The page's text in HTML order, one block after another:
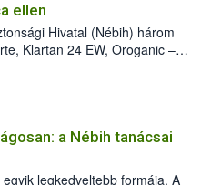
ellen
Hivatal (Nébih) három
Klartan 24 EW, Oroganic –
azok a szüretet követően,
91) stádiumáig
a károsító elleni további
kis kiszerelésben kiskerti
és ökológiai termesztésben is
a Nébih tanácsai
legkedveltebb formája. A